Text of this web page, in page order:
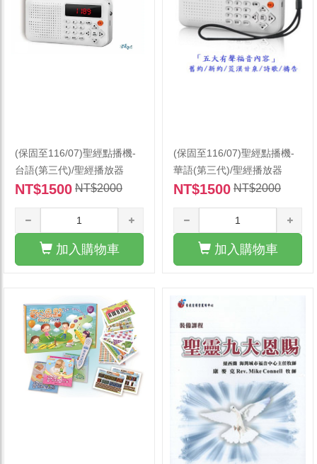
(保固至116/07)聖經點播機-
台語(第三代)/聖經播放器
NT$1500 NT$2000
加入購物車
(保固至116/07)聖經點播機-
華語(第三代)/聖經播放器
NT$1500 NT$2000
加入購物車